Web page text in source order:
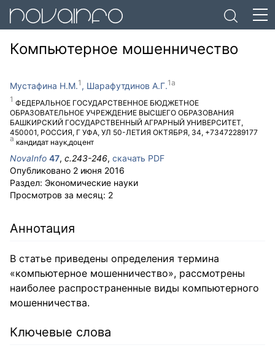
Компьютерное мошенничество
Мустафина Н.М.
ФЕДЕРАЛЬНОЕ ГОСУДАРСТВЕННОЕ БЮДЖЕТНОЕ
ОБРАЗОВАТЕЛЬНОЕ УЧРЕЖДЕНИЕ ВЫСШЕГО ОБРАЗОВАНИЯ
БАШКИРСКИЙ ГОСУДАРСТВЕННЫЙ АГРАРНЫЙ УНИВЕРСИТЕТ,
450001, РОССИЯ, Г УФА, УЛ 50-ЛЕТИЯ ОКТЯБРЯ, 34, +73472289177
Шарафутдинов А.Г.
кандидат наук,доцент
NovaInfo 47, с.243-246, скачать PDF
Опубликовано 2 июня 2016
Раздел: Экономические науки
Просмотров за месяц: 2
Аннотация
В статье приведены определения термина
«компьютерное мошенничество», рассмотрены
наиболее распространенные виды компьютерного
мошенничества.
Ключевые слова